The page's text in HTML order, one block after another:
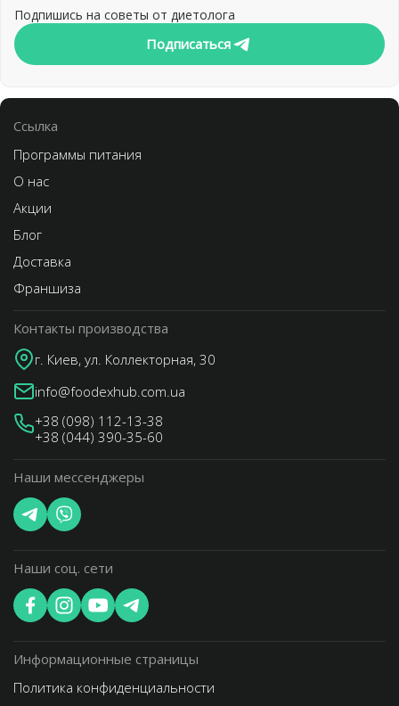
Подпишись на советы от диетолога
Подписаться
Cсылка
Программы питания
О нас
Акции
Блог
Доставка
Франшиза
Контакты производства
г. Киев, ул. Коллекторная, 30
info@foodexhub.com.ua
+38 (098) 112-13-38
+38 (044) 390-35-60
Наши мессенджеры
Наши соц. сети
Информационные страницы
Политика конфиденциальности